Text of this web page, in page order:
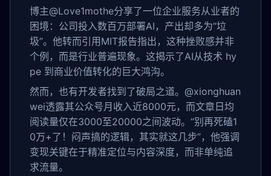
博主@Love1mothe分享了一位企业服务从业者的
困境：公司投入数百万部署AI，产出却多为“垃
圾”。他转而引用MIT报告指出，这种挫败感并非
个例，而是行业普遍现象。这揭示了AI从技术 hy
pe 到商业价值转化的巨大鸿沟。
然而，也有开发者找到了破局之道。@xionghuan
wei透露其公众号月收入近8000元，而文章日均
阅读量仅在3000至20000之间波动。“别再死磕1
0万+了！闷声搞的逻辑，其实就这几步”，他强调
变现关键在于精准定位与内容深度，而非单纯追
求流量。